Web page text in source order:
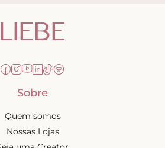
Sobre
Quem somos
Nossas Lojas